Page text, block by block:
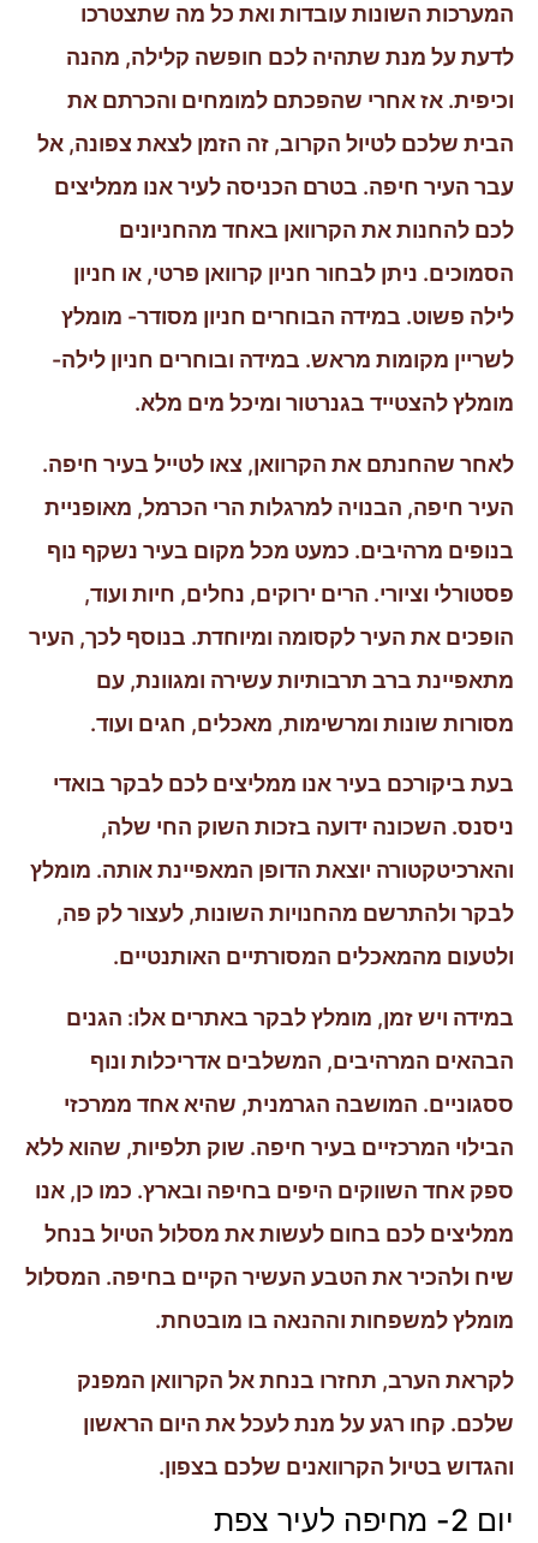
המערכות השונות עובדות ואת כל מה שתצטרכו
לדעת על מנת שתהיה לכם חופשה קלילה, מהנה
וכיפית. אז אחרי שהפכתם למומחים והכרתם את
הבית שלכם לטיול הקרוב, זה הזמן לצאת צפונה, אל
עבר העיר חיפה. בטרם הכניסה לעיר אנו ממליצים
לכם להחנות את הקרוואן באחד מהחניונים
הסמוכים. ניתן לבחור חניון קרוואן פרטי, או חניון
לילה פשוט. במידה הבוחרים חניון מסודר- מומלץ
לשריין מקומות מראש. במידה ובוחרים חניון לילה-
מומלץ להצטייד בגנרטור ומיכל מים מלא.
לאחר שהחנתם את הקרוואן, צאו לטייל בעיר חיפה.
העיר חיפה, הבנויה למרגלות הרי הכרמל, מאופניית
בנופים מרהיבים. כמעט מכל מקום בעיר נשקף נוף
פסטורלי וציורי. הרים ירוקים, נחלים, חיות ועוד,
הופכים את העיר לקסומה ומיוחדת. בנוסף לכך, העיר
מתאפיינת ברב תרבותיות עשירה ומגוונת, עם
מסורות שונות ומרשימות, מאכלים, חגים ועוד.
בעת ביקורכם בעיר אנו ממליצים לכם לבקר בואדי
ניסנס. השכונה ידועה בזכות השוק החי שלה,
והארכיטקטורה יוצאת הדופן המאפיינת אותה. מומלץ
לבקר ולהתרשם מהחנויות השונות, לעצור לק פה,
ולטעום מהמאכלים המסורתיים האותנטיים.
במידה ויש זמן, מומלץ לבקר באתרים אלו: הגנים
הבהאים המרהיבים, המשלבים אדריכלות ונוף
ססגוניים. המושבה הגרמנית, שהיא אחד ממרכזי
הבילוי המרכזיים בעיר חיפה. שוק תלפיות, שהוא ללא
ספק אחד השווקים היפים בחיפה ובארץ. כמו כן, אנו
ממליצים לכם בחום לעשות את מסלול הטיול בנחל
שיח ולהכיר את הטבע העשיר הקיים בחיפה. המסלול
מומלץ למשפחות וההנאה בו מובטחת.
לקראת הערב, תחזרו בנחת אל הקרוואן המפנק
שלכם. קחו רגע על מנת לעכל את היום הראשון
והגדוש בטיול הקרוואנים שלכם בצפון.
יום 2- מחיפה לעיר צפת